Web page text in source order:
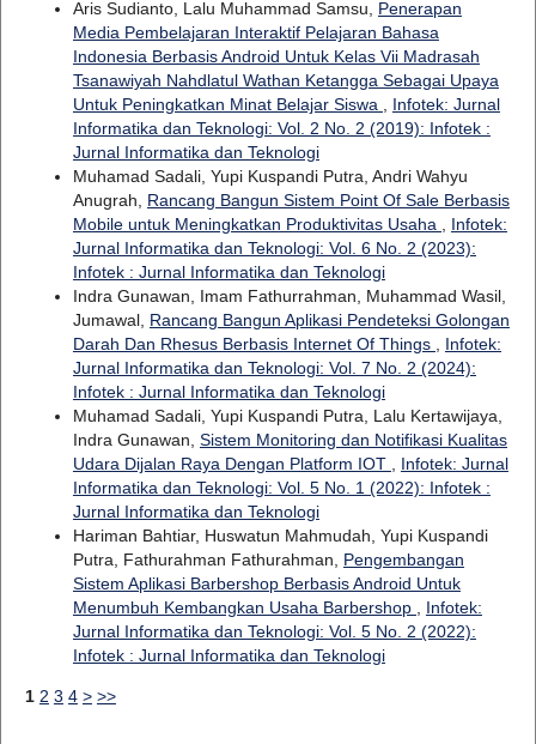
Aris Sudianto, Lalu Muhammad Samsu, Penerapan
Media Pembelajaran Interaktif Pelajaran Bahasa
Indonesia Berbasis Android Untuk Kelas Vii Madrasah
Tsanawiyah Nahdlatul Wathan Ketangga Sebagai Upaya
Untuk Peningkatkan Minat Belajar Siswa
Infotek: Jurnal
Informatika dan Teknologi: Vol. 2 No. 2 (2019): Infotek :
Jurnal Informatika dan Teknologi
Muhamad Sadali, Yupi Kuspandi Putra, Andri Wahyu
Anugrah, Rancang Bangun Sistem Point Of Sale Berbasis
Mobile untuk Meningkatkan Produktivitas Usaha
Infotek:
Jurnal Informatika dan Teknologi: Vol. 6 No. 2 (2023):
Infotek : Jurnal Informatika dan Teknologi
Indra Gunawan, Imam Fathurrahman, Muhammad Wasil,
Jumawal, Rancang Bangun Aplikasi Pendeteksi Golongan
Darah Dan Rhesus Berbasis Internet Of Things
Infotek:
Jurnal Informatika dan Teknologi: Vol. 7 No. 2 (2024):
Infotek : Jurnal Informatika dan Teknologi
Muhamad Sadali, Yupi Kuspandi Putra, Lalu Kertawijaya,
Indra Gunawan, Sistem Monitoring dan Notifikasi Kualitas
Udara Dijalan Raya Dengan Platform IOT
Infotek: Jurnal
Informatika dan Teknologi: Vol. 5 No. 1 (2022): Infotek :
Jurnal Informatika dan Teknologi
Hariman Bahtiar, Huswatun Mahmudah, Yupi Kuspandi
Putra, Fathurahman Fathurahman, Pengembangan
Sistem Aplikasi Barbershop Berbasis Android Untuk
Menumbuh Kembangkan Usaha Barbershop
Infotek:
Jurnal Informatika dan Teknologi: Vol. 5 No. 2 (2022):
Infotek : Jurnal Informatika dan Teknologi
1 2 3 4 > >>